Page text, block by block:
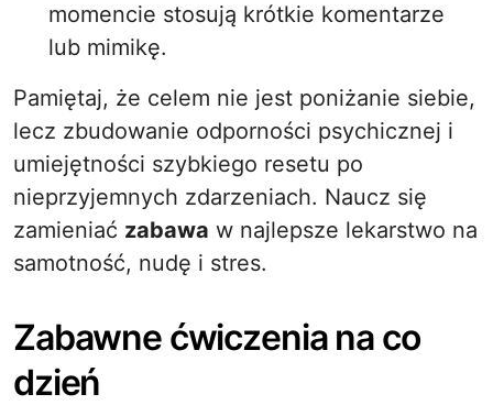
momencie stosują krótkie komentarze
lub mimikę.
Pamiętaj, że celem nie jest poniżanie siebie,
lecz zbudowanie odporności psychicznej i
umiejętności szybkiego resetu po
nieprzyjemnych zdarzeniach. Naucz się
zamieniać zabawa w najlepsze lekarstwo na
samotność, nudę i stres.
Zabawne ćwiczenia na co
dzień